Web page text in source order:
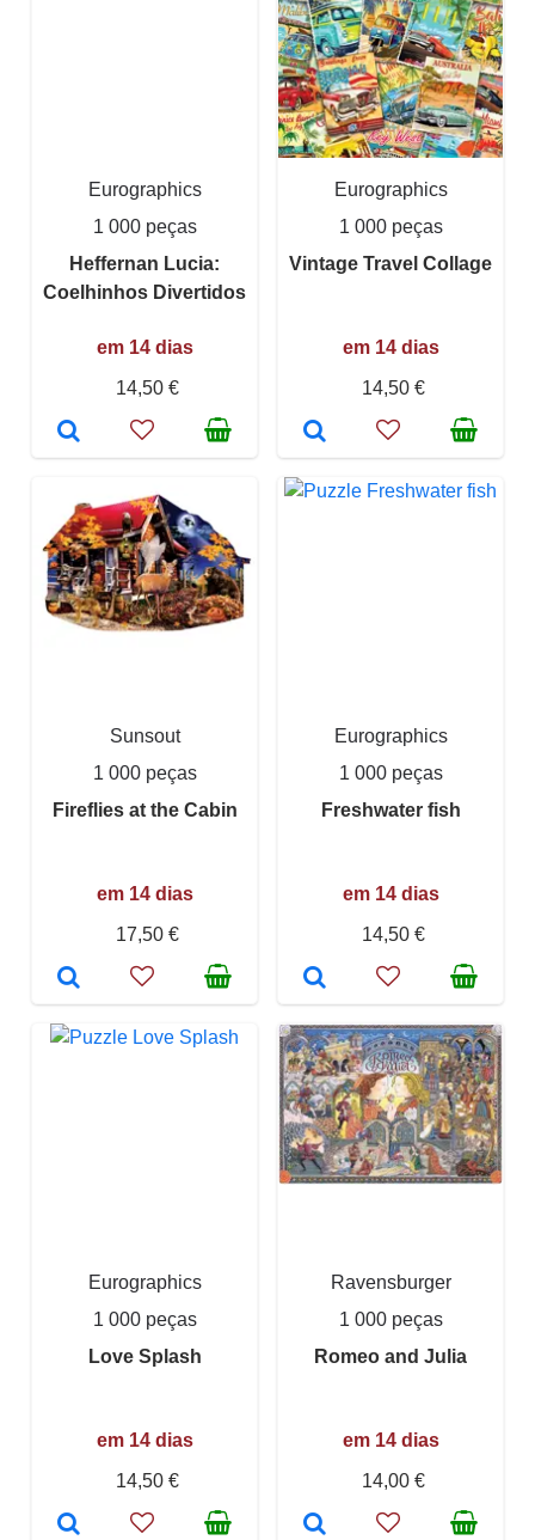
Eurographics
1 000 peças
Heffernan Lucia:
Coelhinhos Divertidos
em 14 dias
14,50 €
Eurographics
1 000 peças
Vintage Travel Collage
em 14 dias
14,50 €
Sunsout
1 000 peças
Fireflies at the Cabin
em 14 dias
17,50 €
Eurographics
1 000 peças
Freshwater fish
em 14 dias
14,50 €
Eurographics
1 000 peças
Love Splash
em 14 dias
14,50 €
Ravensburger
1 000 peças
Romeo and Julia
em 14 dias
14,00 €